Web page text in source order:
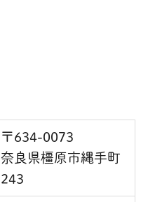
〒634-0073
奈良県橿原市縄手町
243